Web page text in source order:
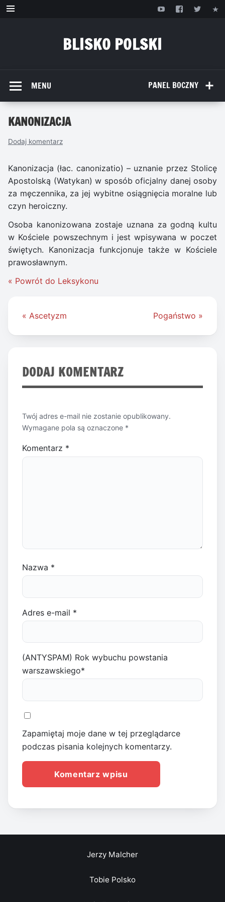
Przejdź
BLISKO POLSKI
PANEL BOCZNY
MENU
KANONIZACJA
Dodaj komentarz
Kanonizacja (łac. canonizatio) – uznanie przez Stolicę
Apostolską (Watykan) w sposób oficjalny danej osoby
za męczennika, za jej wybitne osiągnięcia moralne lub
czyn heroiczny.
Osoba kanonizowana zostaje uznana za godną kultu
w Kościele powszechnym i jest wpisywana w poczet
świętych. Kanonizacja funkcjonuje także w Kościele
prawosławnym.
« Powrót do Leksykonu
Nawigacja
« Ascetyzm Pogaństwo »
DODAJ KOMENTARZ
Twój adres e-mail nie zostanie opublikowany.
Wymagane pola są oznaczone *
Komentarz *
Nazwa *
Adres e-mail *
(ANTYSPAM) Rok wybuchu powstania
warszawskiego*
Zapamiętaj moje dane w tej przeglądarce
podczas pisania kolejnych komentarzy.
Jerzy Malcher
Tobie Polsko